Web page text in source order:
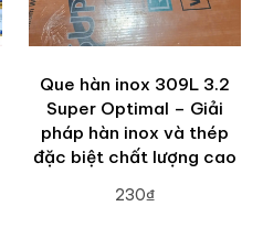
Que hàn inox 309L 3.2
Super Optimal – Giải
pháp hàn inox và thép
đặc biệt chất lượng cao
230₫